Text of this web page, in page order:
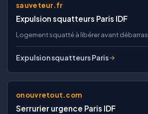
sauveteur.fr
Expulsion squatteurs Paris IDF
Logement squatté à libérer avant débarras.
Expulsion squatteurs Paris
onouvretout.com
Serrurier urgence Paris IDF